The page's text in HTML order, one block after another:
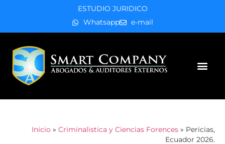
ESTUDIO JURIDICO
Whatsapp
e-mail
Inicio » Criminalistica y Ciencias Forences » Pericias,
Ecuador 2026.